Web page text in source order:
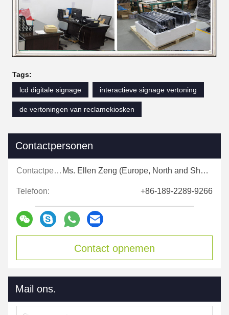
Tags:
lcd digitale signage
interactieve signage vertoning
de vertoningen van reclamekiosken
Contactpersonen
Contactpersonen: Ms. Ellen Zeng (Europe, North and Shouth America)
Telefoon: +86-189-2289-9266
Contact opnemen
Mail ons.